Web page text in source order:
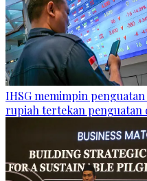
IHSG memimpin
rupiah tertekan penguatan